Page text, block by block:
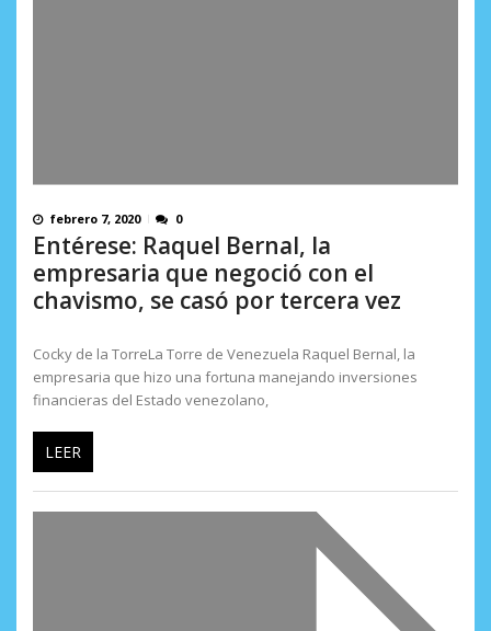
febrero 7, 2020 0
Entérese: Raquel Bernal, la
empresaria que negoció con el
chavismo, se casó por tercera vez
Cocky de la TorreLa Torre de Venezuela Raquel Bernal, la
empresaria que hizo una fortuna manejando inversiones
financieras del Estado venezolano,
LEER